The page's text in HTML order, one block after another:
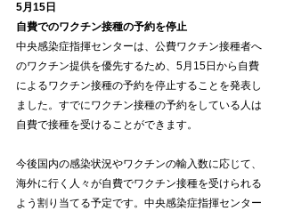
5月15日
自費でのワクチン接種の予約を停止
中央感染症指揮センターは、公費ワクチン接種者へ
のワクチン提供を優先するため、5月15日から自費
によるワクチン接種の予約を停止することを発表し
ました。すでにワクチン接種の予約をしている人は
自費で接種を受けることができます。
今後国内の感染状況やワクチンの輸入数に応じて、
海外に行く人々が自費でワクチン接種を受けられる
よう割り当てる予定です。中央感染症指揮センター